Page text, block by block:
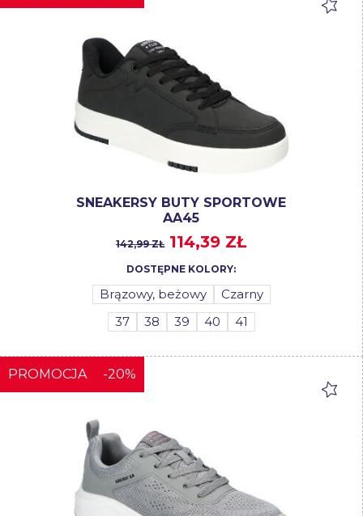
SNEAKERSY BUTY SPORTOWE
AA45
142,99 ZŁ 114,39 ZŁ
DOSTĘPNE KOLORY:
Brązowy, beżowy
Czarny
37
38 39 40 41
PROMOCJA -20%